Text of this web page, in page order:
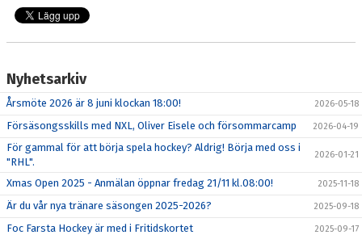
Nyhetsarkiv
Årsmöte 2026 är 8 juni klockan 18:00! 2026-05-18
Försäsongsskills med NXL, Oliver Eisele och försommarcamp 2026-04-19
För gammal för att börja spela hockey? Aldrig! Börja med oss i
"RHL".
2026-01-21
Xmas Open 2025 - Anmälan öppnar fredag 21/11 kl.08:00! 2025-11-18
Är du vår nya tränare säsongen 2025-2026? 2025-09-18
Foc Farsta Hockey är med i Fritidskortet 2025-09-17